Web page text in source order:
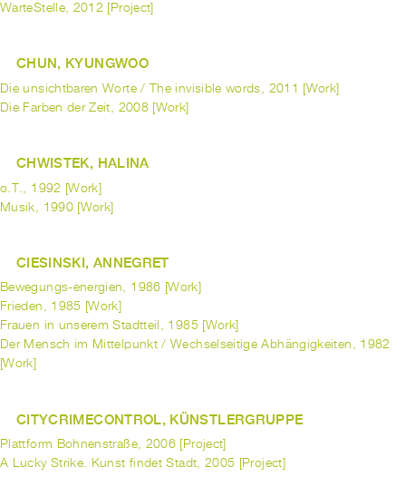
WarteStelle, 2012 [Project]
CHUN, KYUNGWOO
Die unsichtbaren Worte / The invisible words, 2011 [Work]
Die Farben der Zeit, 2008 [Work]
CHWISTEK, HALINA
o.T., 1992 [Work]
Musik, 1990 [Work]
CIESINSKI, ANNEGRET
Bewegungs-energien, 1986 [Work]
Frieden, 1985 [Work]
Frauen in unserem Stadtteil, 1985 [Work]
Der Mensch im Mittelpunkt / Wechselseitige Abhängigkeiten, 1982
[Work]
CITYCRIMECONTROL, KÜNSTLERGRUPPE
Plattform Bohnenstraße, 2006 [Project]
A Lucky Strike. Kunst findet Stadt, 2005 [Project]